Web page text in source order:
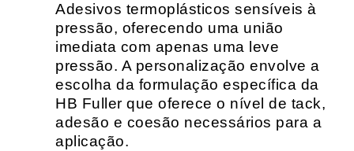
Adesivos termoplásticos sensíveis à
pressão, oferecendo uma união
imediata com apenas uma leve
pressão. A personalização envolve a
escolha da formulação específica da
HB Fuller que oferece o nível de tack,
adesão e coesão necessários para a
aplicação.